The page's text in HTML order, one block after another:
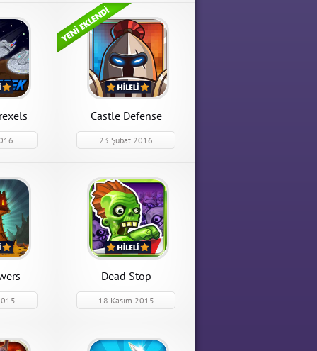
Mod Apk
Castle Defense
23 Şubat 2016
Dead Stop
18 Kasım 2015
Dead Stop